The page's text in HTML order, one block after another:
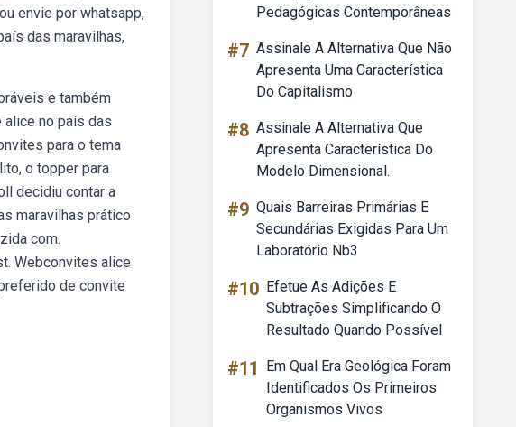
envie por whatsapp,
das maravilhas,
e também
no país das
para o tema
o topper para
decidiu contar a
maravilhas prático
com.
Webconvites alice
de convite
Pedagógicas Contemporâneas
#7 Assinale A Alternativa Que Não
Apresenta Uma Característica
Do Capitalismo
#8 Assinale A Alternativa Que
Apresenta Característica Do
Modelo Dimensional.
#9 Quais Barreiras Primárias E
Secundárias Exigidas Para Um
Laboratório Nb3
#10 Efetue As Adições E
Subtrações Simplificando O
Resultado Quando Possível
#11
Em Qual Era Geológica Foram
Identificados Os Primeiros
Organismos Vivos